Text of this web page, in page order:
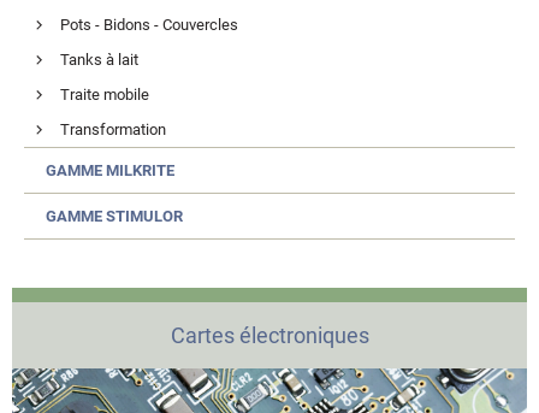
Pots - Bidons - Couvercles
Tanks à lait
Traite mobile
Transformation
GAMME MILKRITE
GAMME STIMULOR
Cartes électroniques